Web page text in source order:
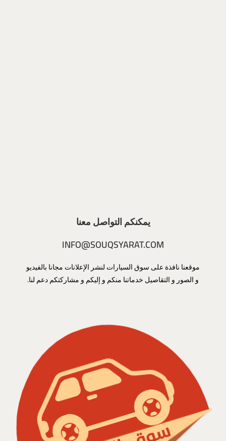
يمكنكم التواصل معنا
INFO@SOUQSYARAT.COM
موقعنا نافذة على سوق السيارات لنشر الإعلانات مجانا بالفيديو
و الصور و التقاصيل خدماتنا منكم و إليكم و مشاركتكم دعم لنا.